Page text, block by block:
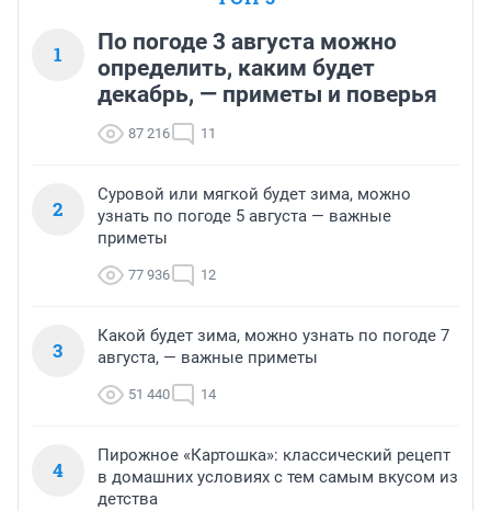
1
По погоде 3 августа можно
определить, каким будет
декабрь, — приметы и поверья
87 216 11
2
Суровой или мягкой будет зима, можно
узнать по погоде 5 августа — важные
приметы
77 936 12
3
Какой будет зима, можно узнать по погоде 7
августа, — важные приметы
51 440 14
4
Пирожное «Картошка»: классический рецепт
в домашних условиях с тем самым вкусом из
детства